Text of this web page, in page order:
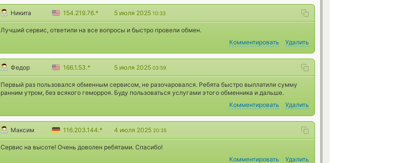
Никита 154.219.76.* 5 июля 2025 10:33
Лучший сервис, ответили на все вопросы и быстро провели обмен.
Комментировать
Удалить
Федор 166.1.53.* 5 июля 2025 03:59
Первый раз пользовался обменным сервисом, не разочаровался. Ребята быстро выплатили сумму
ранним утром, без всякого геморроя. Буду пользоваться услугами этого обменника и дальше.
Комментировать
Удалить
Максим 116.203.144.* 4 июля 2025 20:35
Сервис на высоте! Очень доволен ребятами. Спасибо!
Комментировать
Удалить